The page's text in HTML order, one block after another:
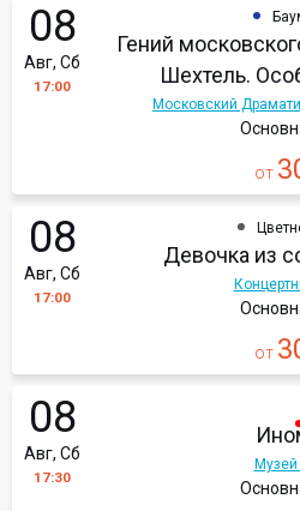
08
Авг, Сб
17:00
Гений
Шехтель.
Московский
от
08
Авг, Сб
17:00
Девочка из
от
08
Авг, Сб
17:30